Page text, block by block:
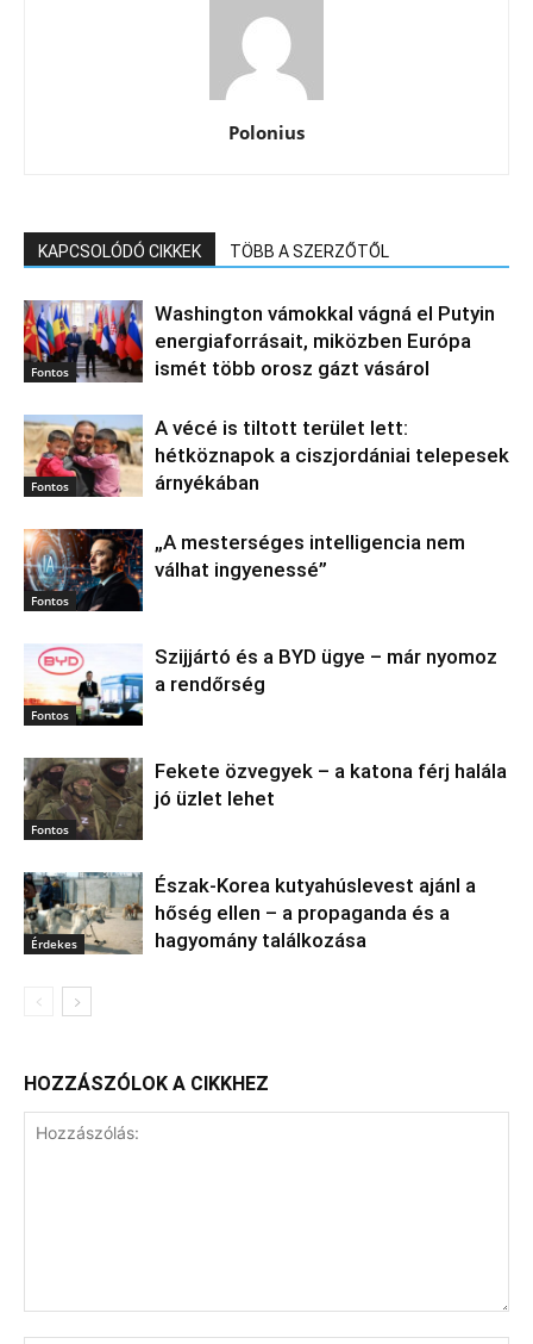
Polonius
KAPCSOLÓDÓ CIKKEK TÖBB A SZERZŐTŐL
Fontos
Washington vámokkal vágná el Putyin
energiaforrásait, miközben Európa
ismét több orosz gázt vásárol
Fontos
A vécé is tiltott terület lett:
hétköznapok a ciszjordániai telepesek
árnyékában
Fontos
„A mesterséges intelligencia nem
válhat ingyenessé”
Fontos
Szijjártó és a BYD ügye – már nyomoz
a rendőrség
Fontos
Fekete özvegyek – a katona férj halála
jó üzlet lehet
Érdekes
Észak‑Korea kutyahúslevest ajánl a
hőség ellen – a propaganda és a
hagyomány találkozása
HOZZÁSZÓLOK A CIKKHEZ